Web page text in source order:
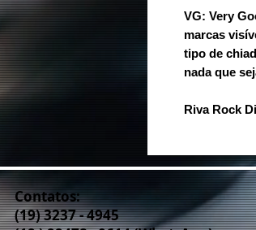
VG: Very
marcas
tipo de
nada que
Riva Rock
Contatos:
(19) 3237 - 4945